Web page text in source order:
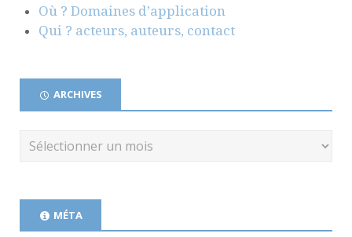
Où ? Domaines d’application
Qui ? acteurs, auteurs, contact
ARCHIVES
MÉTA